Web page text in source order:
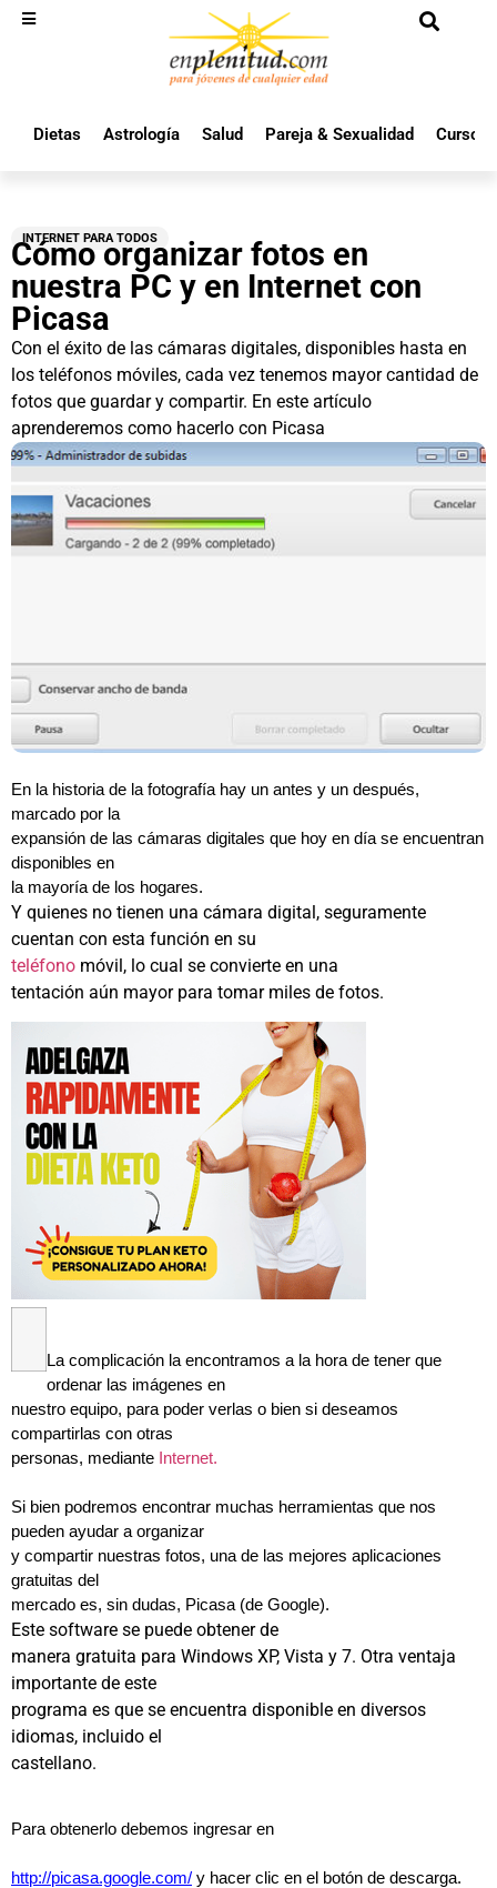
Dietas Astrología Salud Pareja & Sexualidad Cursos
INTERNET PARA TODOS
Cómo organizar fotos en
nuestra PC y en Internet con
Picasa
Con el éxito de las cámaras digitales, disponibles hasta en
los teléfonos móviles, cada vez tenemos mayor cantidad de
fotos que guardar y compartir. En este artículo
aprenderemos como hacerlo con Picasa
En la historia de la fotografía hay un antes y un después,
marcado por la
expansión de las cámaras digitales que hoy en día se encuentran
disponibles en
la mayoría de los hogares.
Y quienes no tienen una cámara digital, seguramente
cuentan con esta función en su
teléfono móvil, lo cual se convierte en una
tentación aún mayor para tomar miles de fotos.
La complicación la encontramos a la hora de tener que
ordenar las imágenes en
nuestro equipo, para poder verlas o bien si deseamos
compartirlas con otras
personas, mediante Internet.
Si bien podremos encontrar muchas herramientas que nos
pueden ayudar a organizar
y compartir nuestras fotos, una de las mejores aplicaciones
gratuitas del
mercado es, sin dudas, Picasa (de Google).
Este software se puede obtener de
manera gratuita para Windows XP, Vista y 7. Otra ventaja
importante de este
programa es que se encuentra disponible en diversos
idiomas, incluido el
castellano.
Para obtenerlo debemos ingresar en
http://picasa.google.com/ y hacer clic en el botón de descarga.